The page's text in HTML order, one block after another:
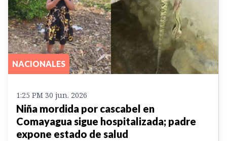
NACIONALES
1:25 PM 30 jun. 2026
Niña mordida por cascabel en
Comayagua sigue hospitalizada; padre
expone estado de salud